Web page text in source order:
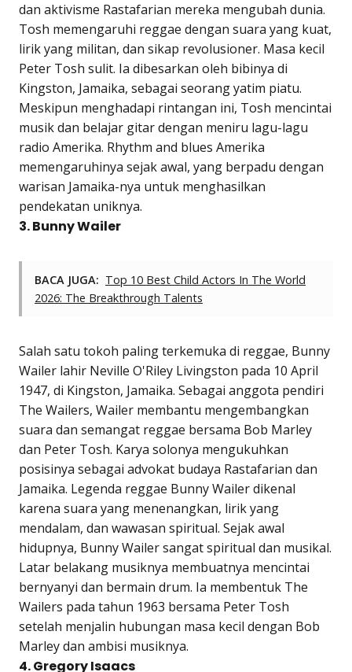
dan aktivisme Rastafarian mereka mengubah dunia.
Tosh memengaruhi reggae dengan suara yang kuat,
lirik yang militan, dan sikap revolusioner. Masa kecil
Peter Tosh sulit. Ia dibesarkan oleh bibinya di
Kingston, Jamaika, sebagai seorang yatim piatu.
Meskipun menghadapi rintangan ini, Tosh mencintai
musik dan belajar gitar dengan meniru lagu-lagu
radio Amerika. Rhythm and blues Amerika
memengaruhinya sejak awal, yang berpadu dengan
warisan Jamaika-nya untuk menghasilkan
pendekatan uniknya.
3. Bunny Wailer
BACA JUGA: Top 10 Best Child Actors In The World
2026: The Breakthrough Talents
Salah satu tokoh paling terkemuka di reggae, Bunny
Wailer lahir Neville O'Riley Livingston pada 10 April
1947, di Kingston, Jamaika. Sebagai anggota pendiri
The Wailers, Wailer membantu mengembangkan
suara dan semangat reggae bersama Bob Marley
dan Peter Tosh. Karya solonya mengukuhkan
posisinya sebagai advokat budaya Rastafarian dan
Jamaika. Legenda reggae Bunny Wailer dikenal
karena suara yang menenangkan, lirik yang
mendalam, dan wawasan spiritual. Sejak awal
hidupnya, Bunny Wailer sangat spiritual dan musikal.
Latar belakang musiknya membuatnya mencintai
bernyanyi dan bermain drum. Ia membentuk The
Wailers pada tahun 1963 bersama Peter Tosh
setelah menjalin hubungan masa kecil dengan Bob
Marley dan ambisi musiknya.
4. Gregory Isaacs